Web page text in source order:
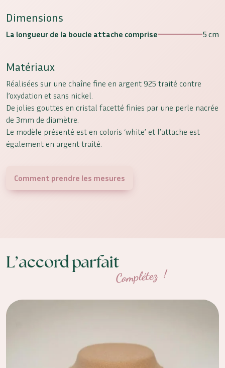
Dimensions
La longueur de la boucle attache comprise 5 cm
Matériaux
Réalisées sur une chaîne fine en argent 925 traité contre
l’oxydation et sans nickel.
De jolies gouttes en cristal facetté finies par une perle nacrée
de 3mm de diamètre.
Le modèle présenté est en coloris ‘white’ et l’attache est
également en argent traité.
Comment prendre les mesures
L’accord parfait
Complétez !